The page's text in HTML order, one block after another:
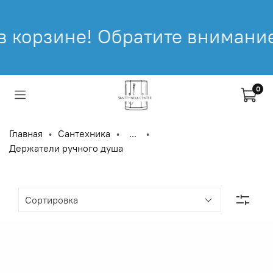
внимание: промокод
0
Главная Сантехника
...
Держатели ручного душа